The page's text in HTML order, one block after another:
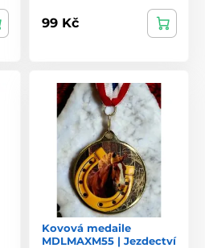
99 Kč
Kovová medaile
MDLMAXM55 | Jezdectví